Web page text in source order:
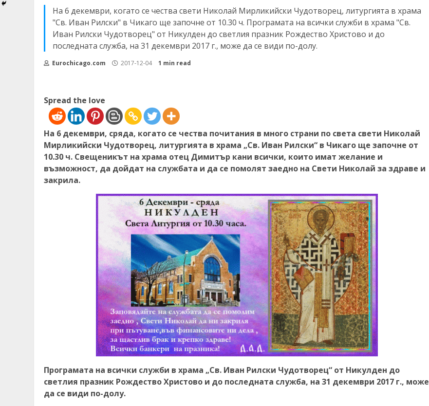
На 6 декември, когато се чества свети Николай Мирликийски Чудотворец, литургията в храма
"Св. Иван Рилски" в Чикаго ще започне от 10.30 ч. Програмата на всички служби в храма "Св.
Иван Рилски Чудотворец" от Никулден до светлия празник Рождество Христово и до
последната служба, на 31 декември 2017 г., може да се види по-долу.
Eurochicago.com 2017-12-04 1 min read
Spread the love
На 6 декември, сряда, когато се чества почитания в много страни по света свети Николай
Мирликийски Чудотворец, литургията в храма „Св. Иван Рилски“ в Чикаго ще започне от
10.30 ч. Свещеникът на храма отец Димитър кани всички, които имат желание и
възможност, да дойдат на службата и да се помолят заедно на Свети Николай за здраве и
закрила.
Програмата на всички служби в храма „Св. Иван Рилски Чудотворец“ от Никулден до
светлия празник Рождество Христово и до последната служба, на 31 декември 2017 г., може
да се види по-долу.